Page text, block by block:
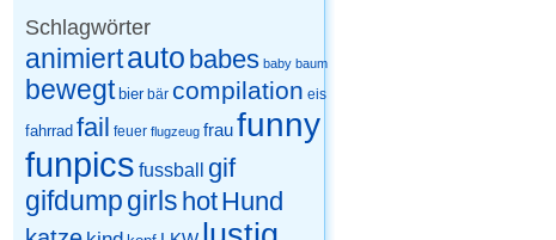
Schlagwörter
animiertauto babes baby baum
bewegt bier bär compilation eis
fahrrad fail feuer flugzeug fraufunny
funpics fussball gif
gifdump girls hotHund